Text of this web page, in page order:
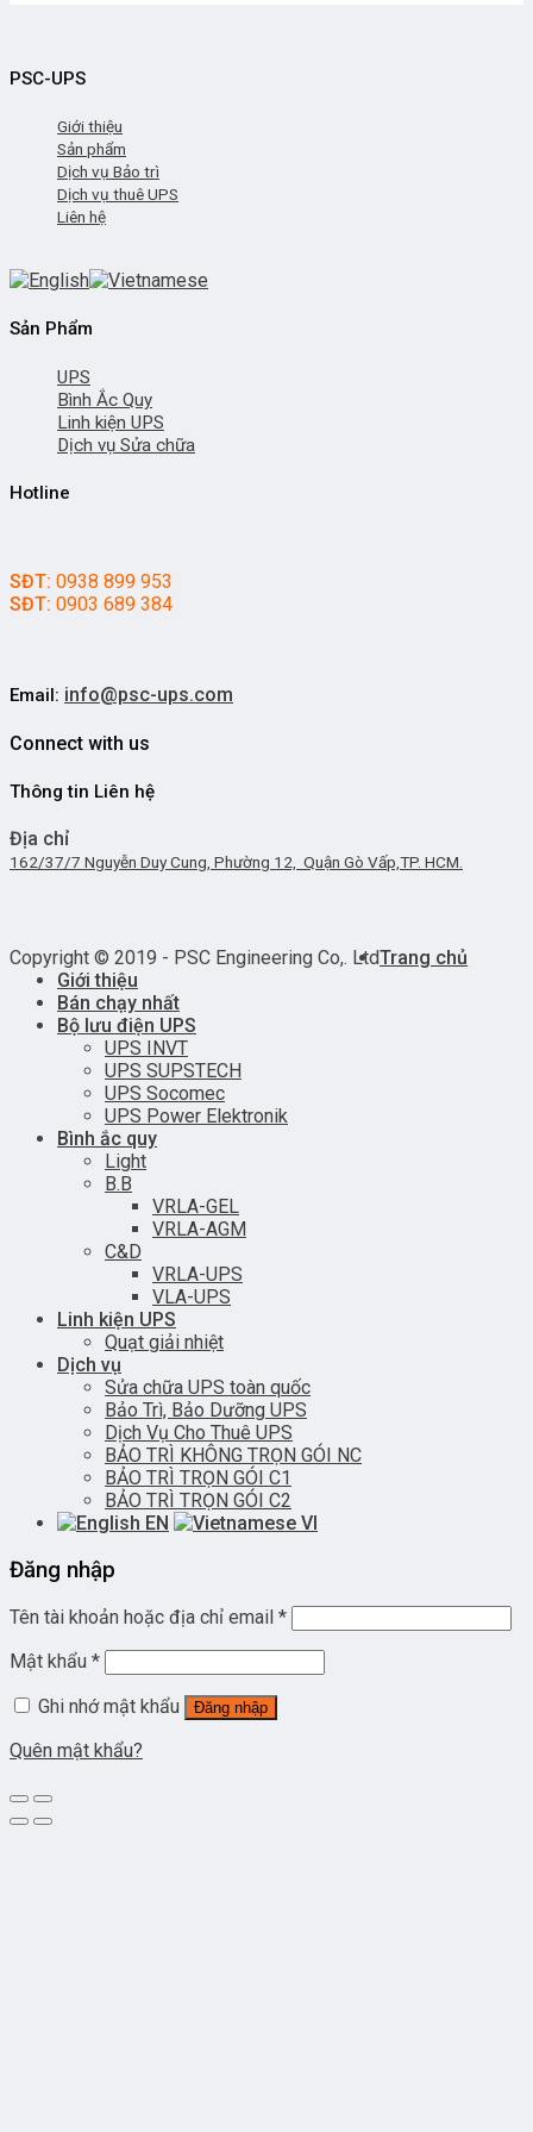
PSC-UPS
Giới thiệu
Sản phẩm
Dịch vụ Bảo trì
Dịch vụ thuê UPS
Liên hệ
Sản Phẩm
UPS
Bình Ắc Quy
Linh kiện UPS
Dịch vụ Sửa chữa
Hotline
SĐT: 0938 899 953
SĐT: 0903 689 384
Email: info@psc-ups.com
Connect with us
Thông tin Liên hệ
Địa chỉ
162/37/7 Nguyễn Duy Cung, Phường 12, Quận Gò Vấp,TP. HCM.
Copyright © 2019 - PSC Engineering Co,. LtdTrang chủ
Giới thiệu
Bán chạy nhất
Bộ lưu điện UPS
UPS INVT
UPS SUPSTECH
UPS Socomec
UPS Power Elektronik
Bình ắc quy
Light
B.B
VRLA-GEL
VRLA-AGM
C&D
VRLA-UPS
VLA-UPS
Linh kiện UPS
Quạt giải nhiệt
Dịch vụ
Sửa chữa UPS toàn quốc
Bảo Trì, Bảo Dưỡng UPS
Dịch Vụ Cho Thuê UPS
BẢO TRÌ KHÔNG TRỌN GÓI NC
BẢO TRÌ TRỌN GÓI C1
BẢO TRÌ TRỌN GÓI C2
EN
VI
Đăng nhập
Tên tài khoản hoặc địa chỉ email *
Mật khẩu *
Ghi nhớ mật khẩu
Đăng nhập
Quên mật khẩu?